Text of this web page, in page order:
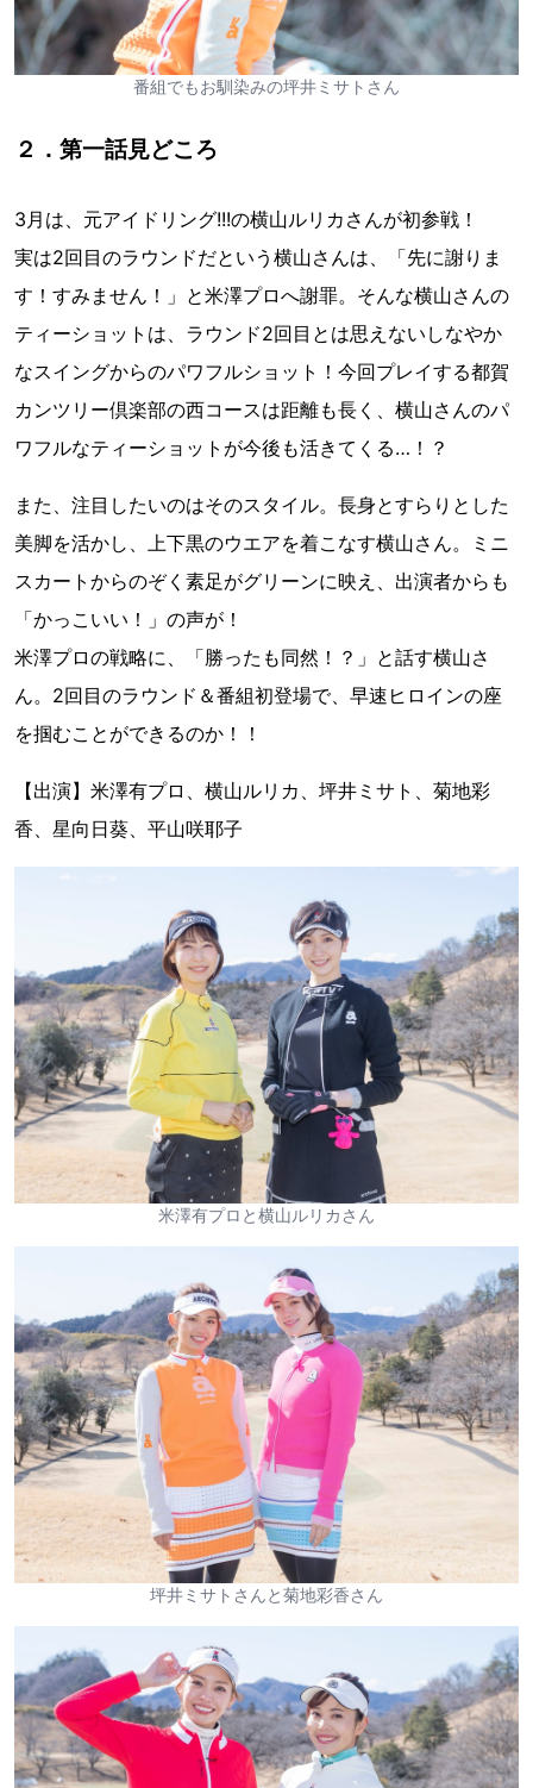
番組でもお馴染みの坪井ミサトさん
２．第一話見どころ
3月は、元アイドリング!!!の横山ルリカさんが初参戦！
実は2回目のラウンドだという横山さんは、「先に謝りま
す！すみません！」と米澤プロへ謝罪。そんな横山さんの
ティーショットは、ラウンド2回目とは思えないしなやか
なスイングからのパワフルショット！今回プレイする都賀
カンツリー倶楽部の西コースは距離も長く、横山さんのパ
ワフルなティーショットが今後も活きてくる…！？
また、注目したいのはそのスタイル。長身とすらりとした
美脚を活かし、上下黒のウエアを着こなす横山さん。ミニ
スカートからのぞく素足がグリーンに映え、出演者からも
「かっこいい！」の声が！
米澤プロの戦略に、「勝ったも同然！？」と話す横山さ
ん。2回目のラウンド＆番組初登場で、早速ヒロインの座
を掴むことができるのか！！
【出演】米澤有プロ、横山ルリカ、坪井ミサト、菊地彩
香、星向日葵、平山咲耶子
米澤有プロと横山ルリカさん
坪井ミサトさんと菊地彩香さん